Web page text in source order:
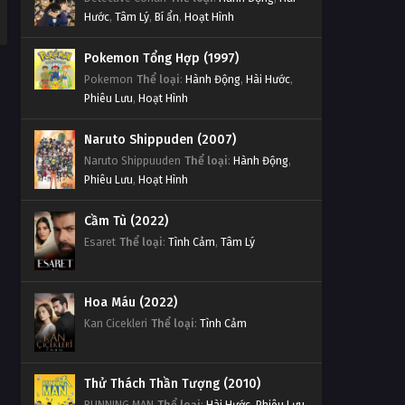
Hước, Tâm Lý, Bí ẩn, Hoạt Hình
Pokemon Tổng Hợp (1997)
Pokemon Thể loại: Hành Động, Hài Hước,
Phiêu Lưu, Hoạt Hình
Naruto Shippuden (2007)
Naruto Shippuuden Thể loại: Hành Động,
Phiêu Lưu, Hoạt Hình
Cầm Tù (2022)
Esaret Thể loại: Tình Cảm, Tâm Lý
Hoa Máu (2022)
Kan Cicekleri Thể loại: Tình Cảm
Thử Thách Thần Tượng (2010)